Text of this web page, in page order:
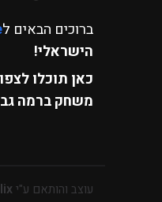
ברוכים הבאים ל
הישראלי!
כאן תוכלו
משחק ברמה
עוצב והותאם ע"י